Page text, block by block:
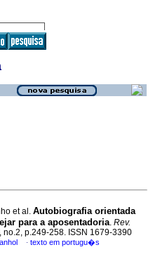
et al. Autobiografia orientada
para a aposentadoria. Rev.
no.2, p.249-258. ISSN 1679-3390
· texto em portugu�s